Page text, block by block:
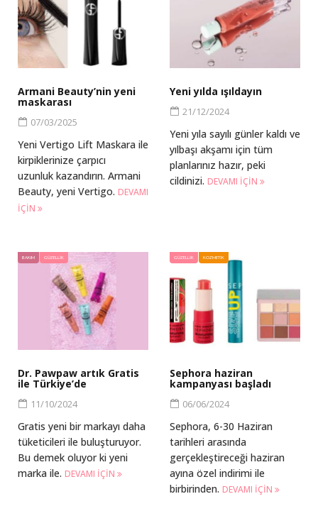
Armani Beauty’nin yeni
maskarası
07/03/2025
Yeni Vertigo Lift Maskara ile
kirpiklerinize çarpıcı
uzunluk kazandırın. Armani
Beauty, yeni Vertigo. DEVAMI
IÇIN
Yeni yılda ışıldayın
21/12/2024
Yeni yıla sayılı günler kaldı ve
yılbaşı akşamı için tüm
planlarınız hazır, peki
cildinizi. DEVAMI IÇIN
BAKIM GÜZELLIK
Dr. Pawpaw artık Gratis
ile Türkiye’de
11/10/2024
Gratis yeni bir markayı daha
tüketicileri ile buluşturuyor.
Bu demek oluyor ki yeni
marka ile. DEVAMI IÇIN
GÜZELLIK KOZMETIK
Sephora haziran
kampanyası başladı
06/06/2024
Sephora, 6-30 Haziran
tarihleri arasında
gerçekleştireceği haziran
ayına özel indirimi ile
birbirinden. DEVAMI IÇIN